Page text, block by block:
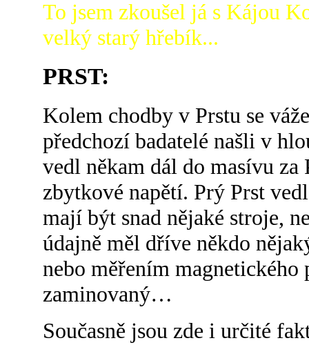
To jsem zkoušel já s Kájou
velký starý hřebík...
PRST:
Kolem chodby v Prstu se
předchozí badatelé našli v
vedl někam dál do masívu za
zbytkové napětí. Prý Prst
mají být snad nějaké stroje,
údajně měl dříve někdo
nebo měřením
zaminovaný…
Současně jsou zde i určité